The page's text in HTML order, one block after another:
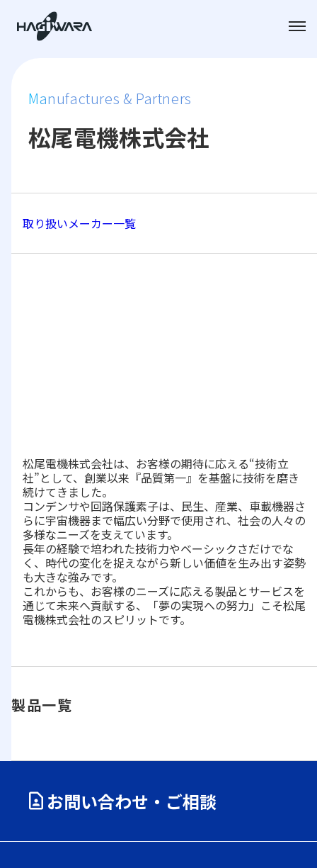
Manufactures & Partners
松尾電機株式会社
取り扱いメーカー一覧
松尾電機株式会社は、 お客様の期待に応える“技術立
社”として、創業以来『品質第一』を基盤に技術を磨き
続けてきました。
コンデンサや回路保護素子は、民生、産業、車載機器さ
らに宇宙機器まで幅広い分野で使用され、社会の人々の
多様なニーズを支えています。
長年の経験で培われた技術力やベーシックさだけでな
く、時代の変化を捉えながら新しい価値を生み出す姿勢
も大きな強みです。
これからも、お客様のニーズに応える製品とサービスを
通じて未来へ貢献する、「夢の実現への努力」こそ松尾
電機株式会社のスピリットです。
製品一覧
お問い合わせ・ご相談